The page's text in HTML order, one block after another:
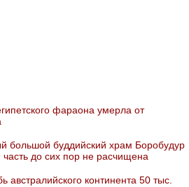
фараона умерла от
большой буддийский храм Боробудур
до сих пор не расчищена
австралийского континента 50 тыс.